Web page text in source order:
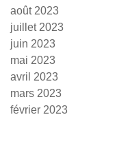
août 2023
juillet 2023
juin 2023
mai 2023
avril 2023
mars 2023
février 2023